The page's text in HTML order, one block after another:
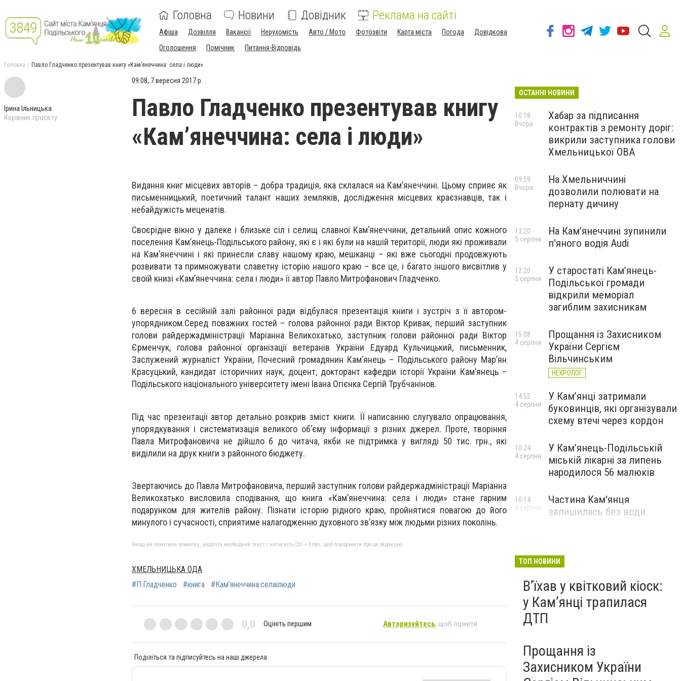
Головна Новини Довідник Реклама на сайті
Афіша Дозвілля Вакансії Нерухомість Авто / Мото Фотозвіти Карта міста Погода
Довідкова
Оголошення
Помічник Питання-Відповідь
Головна Павло Гладченко презентував книгу «Кам’янеччина: села і люди»
Ірина Ільницька
Керівник проєкту
09:08, 7 вересня 2017 р.
Павло Гладченко презентував книгу
«Кам’янеччина: села і люди»
Видання книг місцевих авторів – добра традиція, яка склалася на Кам’янеччині. Цьому сприяє як
письменницький, поетичний талант наших земляків, дослідження місцевих краєзнавців, так і
небайдужість меценатів.
Своєрідне вікно у далеке і близьке сіл і селищ славної Кам’янеччини, детальний опис кожного
поселення Кам’янець-Подільського району, які є і які були на нашій території, люди які проживали
на Кам’янеччині і які принесли славу нашому краю, мешканці – які вже сьогодні продовжують
розвивати та примножувати славетну історію нашого краю – все це, і багато іншого висвітлив у
своїй книзі «Кам’янеччина: села і люди» її автор Павло Митрофанович Гладченко.
6 вересня в сесійній залі районної ради відбулася презентація книги і зустріч з її автором-
упорядником.Серед поважних гостей – голова районної ради Віктор Кривак, перший заступник
голови райдержадміністрації Маріанна Великохатько, заступник голови районної ради Віктор
Єрменчук, голова районної організації ветеранів України Едуард Кульчицький, письменник,
Заслужений журналіст України, Почесний громадянин Кам’янець – Подільського району Мар’ян
Красуцький, кандидат історичних наук, доцент, докторант кафедри історії України Кам’янець –
Подільського національного університету імені Івана Огієнка Сергій Трубчанінов.
Під час презентації автор детально розкрив зміст книги. ЇЇ написанню слугувало опрацювання,
упорядкування і систематизація великого об’єму інформації з різних джерел. Проте, творіння
Павла Митрофановича не дійшло б до читача, якби не підтримка у вигляді 50 тис. грн., які
виділили на друк книги з районного бюджету.
Звертаючись до Павла Митрофановича, перший заступник голови райдержадміністрації Маріанна
Великохатько висловила сподівання, що книга «Кам’янеччина: села і люди» стане гарним
подарунком для жителів району. Пізнати історію рідного краю, прой­нятися повагою до його
минулого і сучасності, сприятиме налагодженню духовного зв’язку між людьми різних поколінь.
Якщо ви помітили помилку, виділіть необхідний текст і натисніть Ctrl + Enter, щоб повідомити про це редакцію
ХМЕЛЬНИЦЬКА ОДА
#П.Гладченко
#книга #Кам’янеччина:селаілюди
0,0 Оцініть першим Авторизуйтесь, щоб оцінити
Поділіться та підписуйтесь на наші джерела
ОСТАННІ НОВИНИ
Хабар за підписання
контрактів з ремонту доріг:
викрили заступника голови
Хмельницької ОВА
10:18
Вчора
На Хмельниччині
дозволили полювати на
пернату дичину
09:59
Вчора
На Камʼянеччині зупинили
п'яного водія Audi
13:20
5 серпня
У старостаті Кам’янець-
Подільської громади
відкрили меморіал
загиблим захисникам
12:20
5 серпня
Прощання із Захисником
України Сергієм
Вільчинським
НЕКРОЛОГ
15:08
4 серпня
У Кам’янці затримали
буковинців, які організували
схему втечі через кордон
14:52
4 серпня
У Кам’янець-Подільській
міській лікарні за липень
народилося 56 малюків
10:24
4 серпня
Частина Кам'янця
залишилась без води
10:14
4 серпня
ТОП НОВИНИ
Вʼїхав у квітковий кіоск:
у Камʼянці трапилася
ДТП
Прощання із
Захисником України